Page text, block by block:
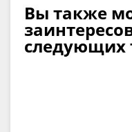
Вы также
следующих